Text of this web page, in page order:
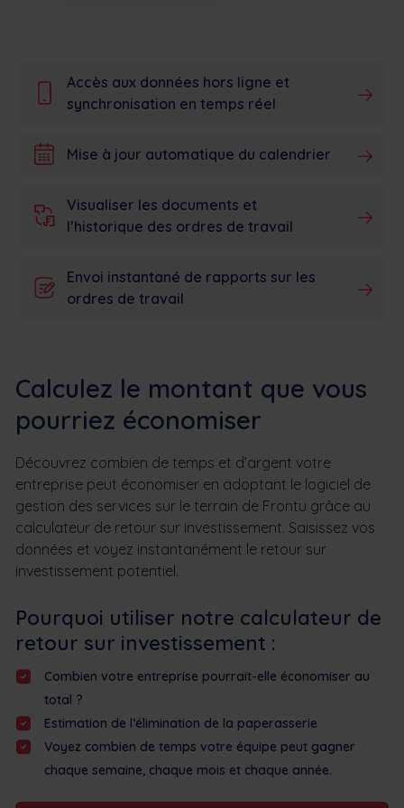
Accès aux données hors ligne et
synchronisation en temps réel
Mise à jour automatique du calendrier
Visualiser les documents et
l’historique des ordres de travail
Envoi instantané de rapports sur les
ordres de travail
Calculez le montant que vous
pourriez économiser
Découvrez combien de temps et d’argent votre
entreprise peut économiser en adoptant le logiciel de
gestion des services sur le terrain de Frontu grâce au
calculateur de retour sur investissement. Saisissez vos
données et voyez instantanément le retour sur
investissement potentiel.
Pourquoi utiliser notre calculateur de
retour sur investissement :
Combien votre entreprise pourrait-elle économiser au
total ?
Estimation de l’élimination de la paperasserie
Voyez combien de temps votre équipe peut gagner
chaque semaine, chaque mois et chaque année.